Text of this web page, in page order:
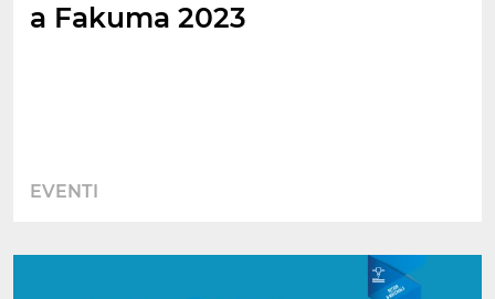
a Fakuma 2023
EVENTI